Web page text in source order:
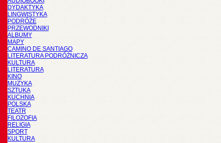
DYDAKTYKA
LINGWISTYKA
PODRÓŻE
PRZEWODNIKI
ALBUMY
MAPY
CAMINO DE SANTIAGO
LITERATURA PODRÓŻNICZA
KULTURA
LITERATURA
KINO
MUZYKA
SZTUKA
KUCHNIA
POLSKA
TEATR
FILOZOFIA
RELIGIA
SPORT
KULTURA